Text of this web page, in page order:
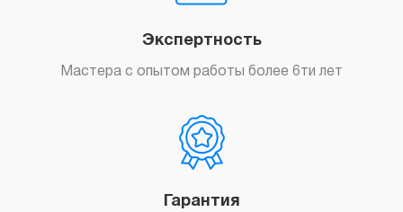
Экспертность
Мастера с опытом работы более 6ти лет
Гарантия